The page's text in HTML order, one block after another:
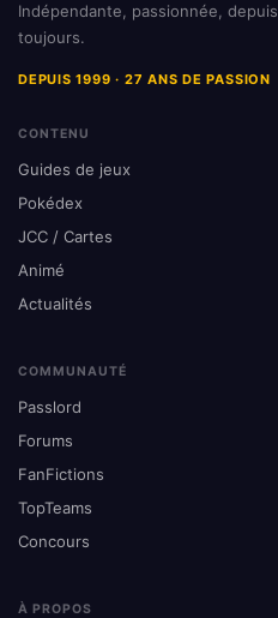
Indépendante, passionnée, depuis
toujours.
DEPUIS 1999 · 27 ANS DE PASSION
CONTENU
Guides de jeux
Pokédex
JCC / Cartes
Animé
Actualités
COMMUNAUTÉ
Passlord
Forums
FanFictions
TopTeams
Concours
À PROPOS